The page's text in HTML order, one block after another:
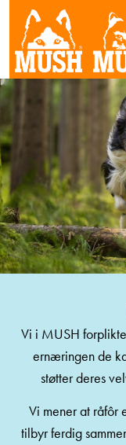
Vi i MUSH
ernæringen de
støtter deres
Vi mener at råfôr
tilbyr ferdig